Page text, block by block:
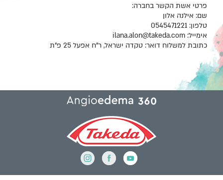
פרטי אשת הקשר בחברה:
שם: אילנה אלון
טלפון: 0545471221
אימייל: ilana.alon@takeda.com
כתובת למשלוח דואר: טקדה ישראל, ר"ח אפעל 25 פ"ת